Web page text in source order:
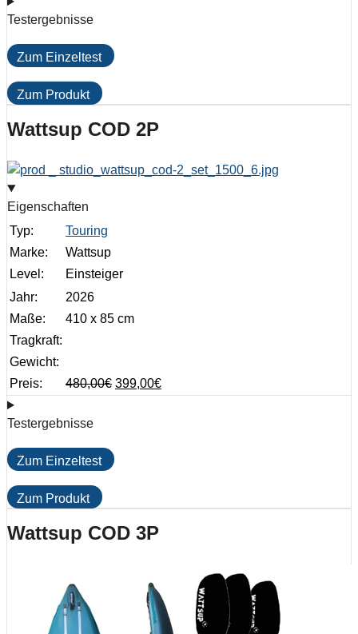
Testergebnisse
Zum Einzeltest
Zum Produkt
Wattsup COD 2P
Eigenschaften
Typ:
Touring
Marke:
Wattsup
Level:
Einsteiger
Jahr:
2026
Maße:
410 x 85 cm
Tragkraft:
Gewicht:
Preis:
480,00€ 399,00€
Testergebnisse
Zum Einzeltest
Zum Produkt
Wattsup COD 3P